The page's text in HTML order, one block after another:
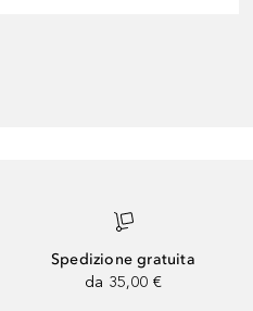
Spedizione gratuita
da 35,00 €